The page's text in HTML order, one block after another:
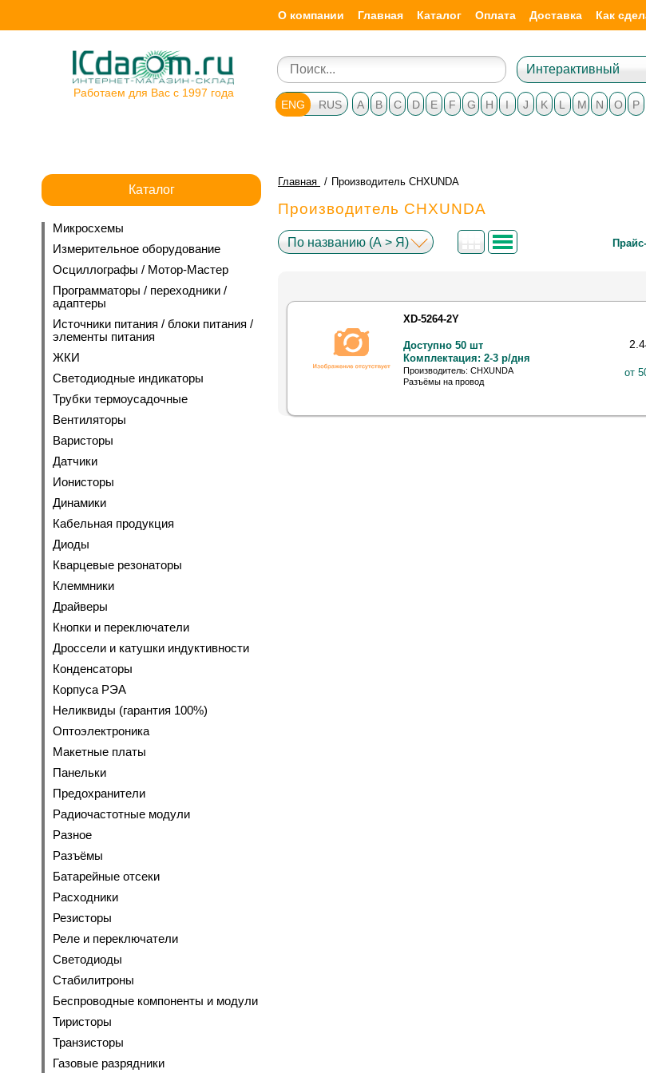
О компании Главная Каталог Оплата Доставка Как
Работаем для Вас с 1997 года
Интерактивный
A
B C D E F G H I J K L M N O P
ENG RUS
Главная Производитель CHXUNDA
Производитель CHXUNDA
По названию (А > Я)
XD-5264-2Y
Доступно 50 шт
Комплектация: 2-3 р/дня
Производитель: CHXUNDA
Разъёмы на провод
от
Каталог
Микросхемы
Измерительное оборудование
Осциллографы / Мотор-Мастер
Программаторы / переходники /
адаптеры
Источники питания / блоки питания /
элементы питания
ЖКИ
Светодиодные индикаторы
Трубки термоусадочные
Вентиляторы
Варисторы
Датчики
Ионисторы
Динамики
Кабельная продукция
Диоды
Кварцевые резонаторы
Клеммники
Драйверы
Кнопки и переключатели
Дроссели и катушки индуктивности
Конденсаторы
Корпуса РЭА
Неликвиды (гарантия 100%)
Оптоэлектроника
Макетные платы
Панельки
Предохранители
Радиочастотные модули
Разное
Разъёмы
Батарейные отсеки
Расходники
Резисторы
Реле и переключатели
Светодиоды
Стабилитроны
Беспроводные компоненты и модули
Тиристоры
Транзисторы
Газовые разрядники